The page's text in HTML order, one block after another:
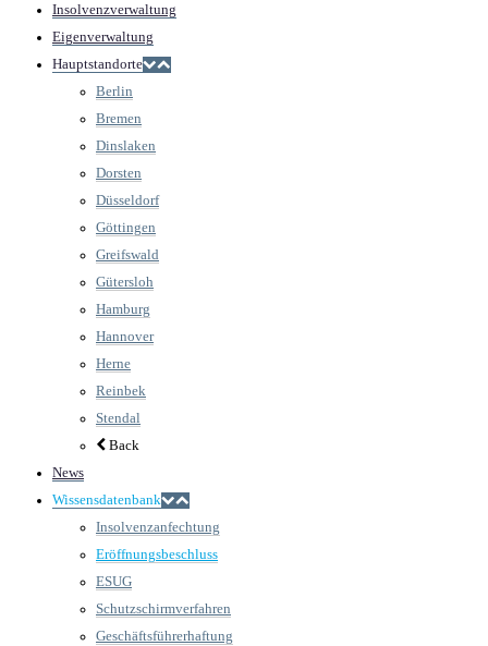
Insolvenzverwaltung
Eigenverwaltung
Hauptstandorte
Berlin
Bremen
Dinslaken
Dorsten
Düsseldorf
Göttingen
Greifswald
Gütersloh
Hamburg
Hannover
Herne
Reinbek
Stendal
Back
News
Wissensdatenbank
Insolvenzanfechtung
Eröffnungsbeschluss
ESUG
Schutzschirmverfahren
Geschäftsführerhaftung